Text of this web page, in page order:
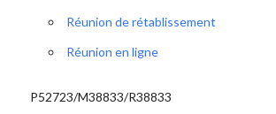
Réunion de rétablissement
Réunion en ligne
P52723/M38833/R38833